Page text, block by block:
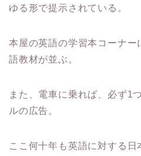
ゆる形で提示されている。
本屋の英語の学習本コーナー
語教材が並ぶ。
また、電車に乗れば、必ず1
ルの広告。
ここ何十年も英語に対する日